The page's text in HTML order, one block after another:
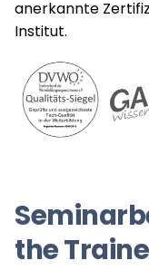
anerkannte
Institut.
the